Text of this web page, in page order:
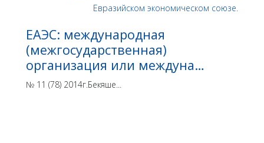
ЕАЭС: международная
(межгосударственная)
организация или междуна…
№ 11 (78) 2014г.Бекяше...